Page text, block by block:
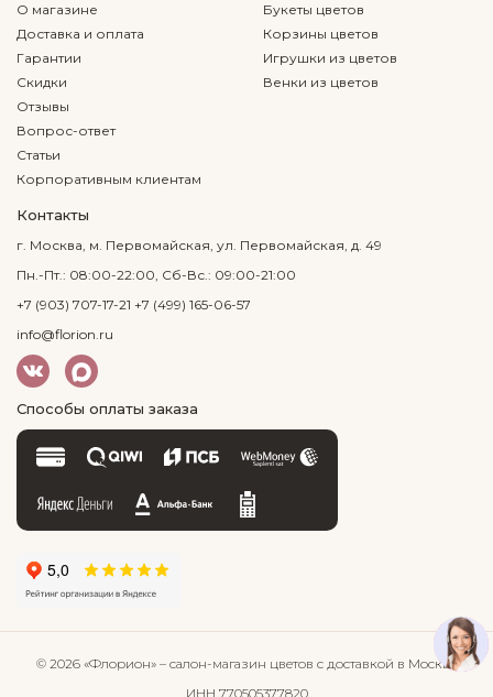
О магазине
Доставка и оплата
Гарантии
Скидки
Отзывы
Вопрос-ответ
Статьи
Корпоративным клиентам
Букеты цветов
Корзины цветов
Игрушки из цветов
Венки из цветов
Контакты
г. Москва, м. Первомайская, ул. Первомайская, д. 49
Пн.-Пт.: 08:00-22:00, Сб-Вс.: 09:00-21:00
+7 (903) 707-17-21 +7 (499) 165-06-57
info@florion.ru
Способы оплаты заказа
© 2026 «Флорион» – салон-магазин цветов с доставкой в Москве
ИНН 770505377820